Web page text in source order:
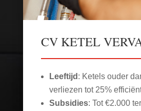
CV KETEL
Leeftijd : Ketels ouder
verliezen tot 25%
Subsidies: Tot €2.000